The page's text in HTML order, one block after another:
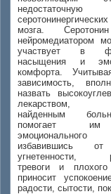
недостаточную
мозга.
нейромедиатором
участвует в
насыщения и
комфорта.
зависимость,
назвать
лекарством,
найденным
помогает им
избавившись от
угнетенности,
тревоги и плохого
приносит
радости, сытости,